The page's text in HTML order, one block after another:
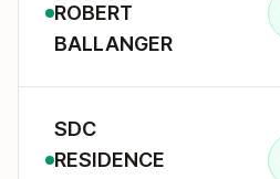
ROBERT
BALLANGER
SDC
RESIDENCE